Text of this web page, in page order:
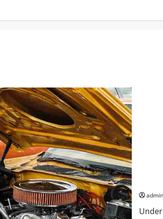
admin